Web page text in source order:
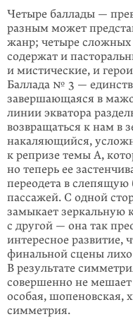
Четыре баллады —
разным может
жанр; четыре
содержат и
и мистические, и
Баллада № 3 —
завершающаяся в
линии экватора
возвращаться к нам в
накаляющийся,
к репризе темы A,
но теперь ее
переодета в
пассажей. С одной
замыкает
с другой — она так
интересное развитие,
финальной сцены
В результате
совершенно не мешает
особая, шопеновская,
симметрия.